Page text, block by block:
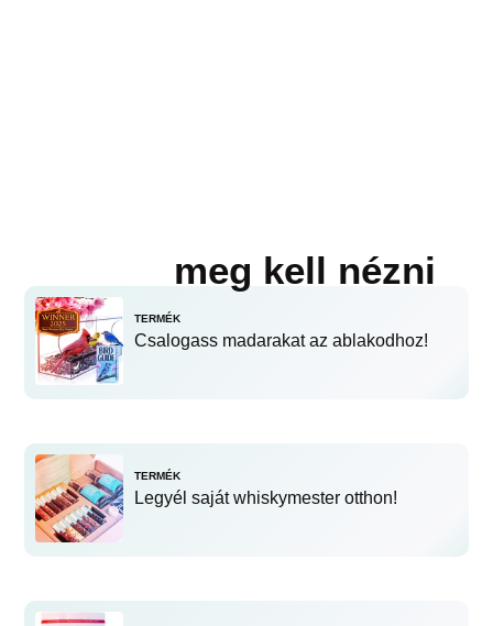
meg kell nézni
TERMÉK
Csalogass madarakat az ablakodhoz!
TERMÉK
Legyél saját whiskymester otthon!